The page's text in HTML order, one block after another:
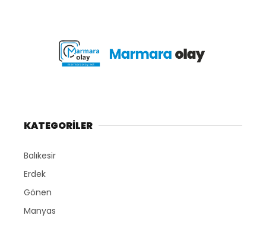
KATEGORİLER
Balıkesir
Erdek
Gönen
Manyas